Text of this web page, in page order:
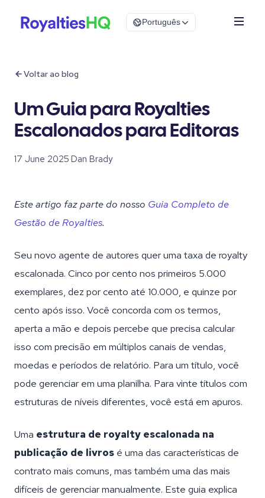
Português
Voltar ao blog
Um Guia para Royalties
Escalonados para Editoras
17 June 2025·Dan Brady
Este artigo faz parte do nosso Guia Completo de
Gestão de Royalties.
Seu novo agente de autores quer uma taxa de royalty
escalonada. Cinco por cento nos primeiros 5.000
exemplares, dez por cento até 10.000, e quinze por
cento após isso. Você concorda com os termos,
aperta a mão e depois percebe que precisa calcular
isso com precisão em múltiplos canais de vendas,
moedas e períodos de relatório. Para um título, você
pode gerenciar em uma planilha. Para vinte títulos com
estruturas de níveis diferentes, você está em apuros.
Uma estrutura de royalty escalonada na
publicação de livros é uma das características de
contrato mais comuns, mas também uma das mais
difíceis de gerenciar manualmente. Este guia explica